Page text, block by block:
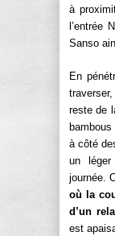
à
l’entrée
Sanso
En
reste de
à côté
un
journée.
où la
d’un
est